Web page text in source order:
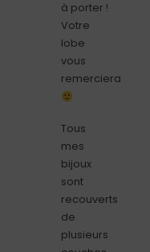
à porter !
Votre
lobe
vous
remerciera
Tous
mes
bijoux
sont
recouverts
de
plusieurs